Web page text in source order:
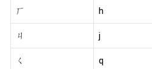
ㄏ h
ㄐ j
ㄑ q